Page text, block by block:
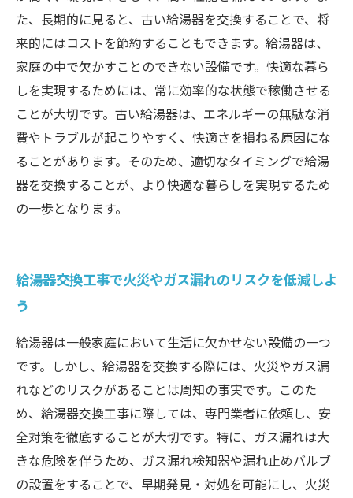
た、長期的に見ると、古い給湯器を交換することで、将
来的にはコストを節約することもできます。給湯器は、
家庭の中で欠かすことのできない設備です。快適な暮ら
しを実現するためには、常に効率的な状態で稼働させる
ことが大切です。古い給湯器は、エネルギーの無駄な消
費やトラブルが起こりやすく、快適さを損ねる原因にな
ることがあります。そのため、適切なタイミングで給湯
器を交換することが、より快適な暮らしを実現するため
の一歩となります。
給湯器交換工事で火災やガス漏れのリスクを低減しよ
う
給湯器は一般家庭において生活に欠かせない設備の一つ
です。しかし、給湯器を交換する際には、火災やガス漏
れなどのリスクがあることは周知の事実です。このた
め、給湯器交換工事に際しては、専門業者に依頼し、安
全対策を徹底することが大切です。特に、ガス漏れは大
きな危険を伴うため、ガス漏れ検知器や漏れ止めバルブ
の設置をすることで、早期発見・対処を可能にし、火災